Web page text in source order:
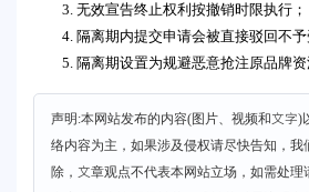
3. 无效宣告终止权利按撤销时限执行；
4. 隔离期内提交申请会被直接驳回不予
5. 隔离期设置为规避恶意抢注原品牌资
声明:本网站发布的内容(图片、视频和文字)
络内容为主，如果涉及侵权请尽快告知，
除，文章观点不代表本网站立场，如需处理